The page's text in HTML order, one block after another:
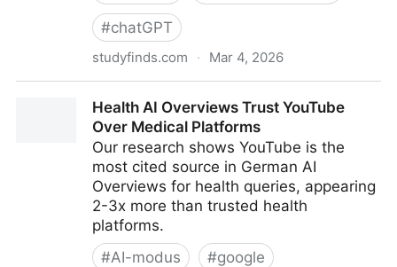
#chatGPT
studyfinds.com · Mar 4, 2026
Than Half Of AI's References Are Fabricated Or
Contain Errors In Model GPT-4o
Health AI Overviews Trust YouTube
Over Medical Platforms
Our research shows YouTube is the
most cited source in German AI
Overviews for health queries, appearing
2-3x more than trusted health
platforms.
#AI-modus #google